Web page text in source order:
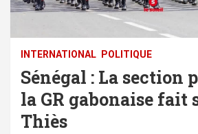
INTERNATIONAL POLITIQUE
Sénégal : La section
la GR gabonaise fait
Thiès